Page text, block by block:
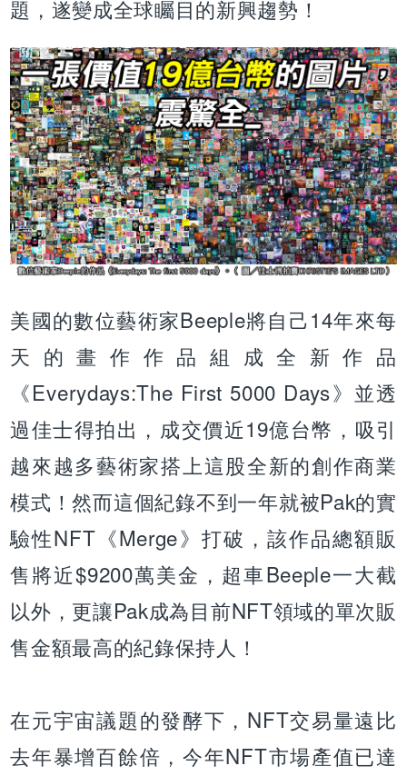
題，遂變成全球矚目的新興趨勢！
美國的數位藝術家Beeple將自己14年來每
天的畫作作品組成全新作品
《Everydays:The First 5000 Days》並透
過佳士得拍出，成交價近19億台幣，吸引
越來越多藝術家搭上這股全新的創作商業
模式！然而這個紀錄不到一年就被Pak的實
驗性NFT《Merge》打破，該作品總額販
售將近$9200萬美金，超車Beeple一大截
以外，更讓Pak成為目前NFT領域的單次販
售金額最高的紀錄保持人！
在元宇宙議題的發酵下，NFT交易量遠比
去年暴增百餘倍，今年NFT市場產值已達